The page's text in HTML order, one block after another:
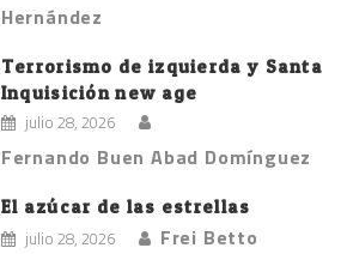
Hernández
Terrorismo de izquierda y Santa
Inquisición new age
julio 28, 2026
Fernando Buen Abad Domínguez
El azúcar de las estrellas
julio 28, 2026 Frei Betto